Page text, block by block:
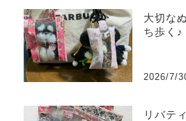
大切な
ち歩く♪
2026/7/
リバテ